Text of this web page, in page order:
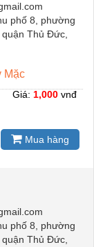
phố 8, phường
quận Thủ Đức,
Mặc
Giá: 1,000 vnđ
Mua hàng
phố 8, phường
quận Thủ Đức,